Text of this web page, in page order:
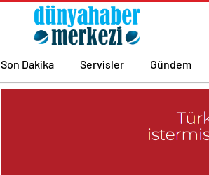
Son Dakika Servisler Gündem